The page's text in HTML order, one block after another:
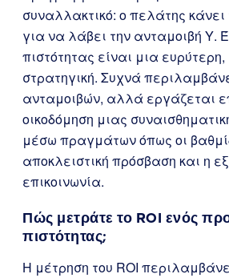
συναλλακτικό: ο πελάτης
για να λάβει την ανταμοιβή
πιστότητας είναι μια
στρατηγική. Συχνά
ανταμοιβών, αλλά εργάζεται
οικοδόμηση μιας
μέσω πραγμάτων όπως οι
αποκλειστική πρόσβαση και η
επικοινωνία.
Πώς μετράτε το ROI ενός
πιστότητας;
Η μέτρηση του ROI